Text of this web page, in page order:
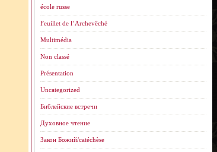
école russe
Feuillet de l’Archevêché
Multimédia
Non classé
Présentation
Uncategorized
Библейские встречи
Духовное чтение
Закон Божий/catéchèse